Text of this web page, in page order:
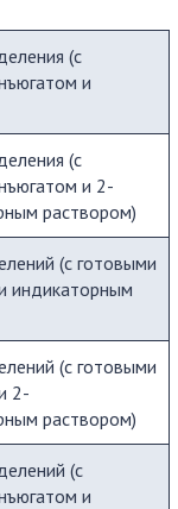
(с
и
(с
и 2-
раствором)
(с готовыми
индикаторным
(с готовыми
2-
раствором)
(с
и